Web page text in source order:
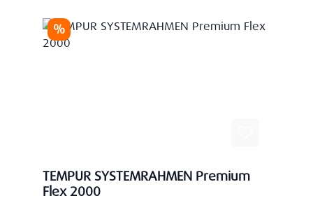
Rabatt
%
TEMPUR SYSTEMRAHMEN Premium
Flex 2000